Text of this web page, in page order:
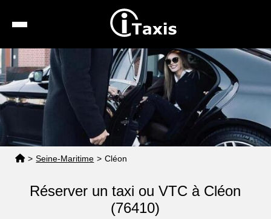
Recherche
Calcul de tarif
Taxis conventionnés
Espace pro
> Seine-Maritime > Cléon
Réserver un taxi ou VTC à Cléon
(76410)